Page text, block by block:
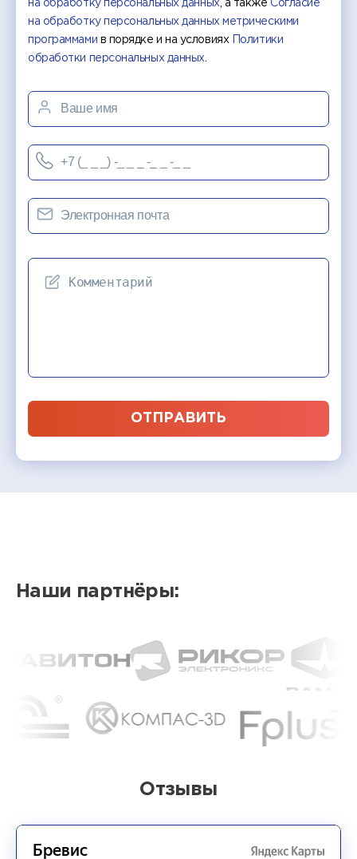
на обработку персональных данных , а такжеСогласие
на обработку персональных данных метрическими
программами в порядке и на условиях
Политики
обработки персональных данных
ОТПРАВИТЬ
Наши партнёры:
Отзывы